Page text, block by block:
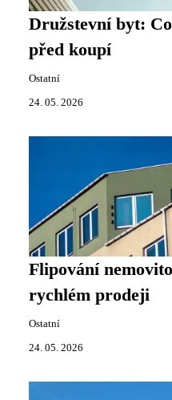
Družstevní byt:
před koupí
Ostatní
24. 05. 2026
Flipování
rychlém prodeji
Ostatní
24. 05. 2026